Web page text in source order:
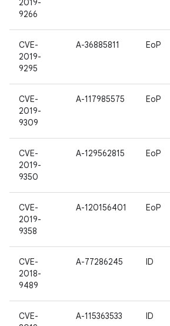
2019-
9266
CVE-
2019-
9295
A-36885811 EoP
CVE-
2019-
9309
A-117985575 EoP
CVE-
2019-
9350
A-129562815 EoP
CVE-
2019-
9358
A-120156401 EoP
CVE-
2018-
9489
A-77286245 ID
CVE-
A-115363533 ID